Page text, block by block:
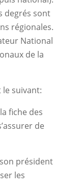
degrés sont
régionales.
National
de la
le suivant:
des
de
président
les